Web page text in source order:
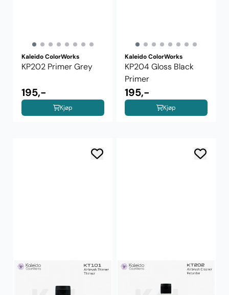
Kaleido ColorWorks
KP202 Primer Grey
195,-
Kjøp
Kaleido ColorWorks
KP204 Gloss Black
Primer
195,-
Kjøp